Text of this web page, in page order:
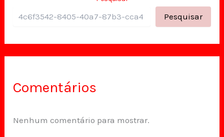
Pesquisar
Comentários
Nenhum comentário para mostrar.